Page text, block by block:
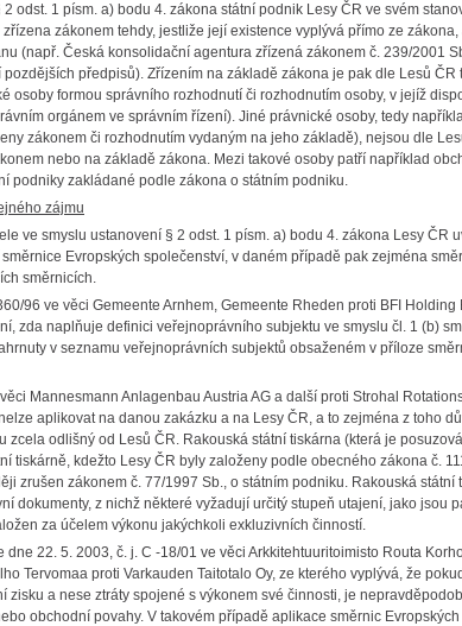
odst. 1 písm. a) bodu 4. zákona státní podnik Lesy ČR ve svém
zákonem tehdy, jestliže její existence vyplývá přímo ze zákona,
(např. Česká konsolidační agentura zřízená zákonem č. 239/2001
předpisů). Zřízením na základě zákona je pak dle Lesů ČR
osoby formou správního rozhodnutí či rozhodnutím osoby, v jejíž
orgánem ve správním řízení). Jiné právnické osoby, tedy
zákonem či rozhodnutím vydaným na jeho základě), nejsou dle
nebo na základě zákona. Mezi takové osoby patří například
podniky zakládané podle zákona o státním podniku.
zájmu
ve smyslu ustanovení § 2 odst. 1 písm. a) bodu 4. zákona Lesy ČR
Evropských společenství, v daném případě pak zejména
směrnicích.
96 ve věci Gemeente Arnhem, Gemeente Rheden proti BFI Holding
zda naplňuje definici veřejnoprávního subjektu ve smyslu čl. 1 (b)
v seznamu veřejnoprávních subjektů obsaženém v příloze
Mannesmann Anlagenbau Austria AG a další proti Strohal
aplikovat na danou zakázku a na Lesy ČR, a to zejména z toho
odlišný od Lesů ČR. Rakouská státní tiskárna (která je
tiskárně, kdežto Lesy ČR byly založeny podle obecného zákona č.
zrušen zákonem č. 77/1997 Sb., o státním podniku. Rakouská státní
dokumenty, z nichž některé vyžadují určitý stupeň utajení, jako jsou
za účelem výkonu jakýchkoli exkluzivních činností.
22. 5. 2003, č. j. C -18/01 ve věci Arkkitehtuuritoimisto Routa
Tervomaa proti Varkauden Taitotalo Oy, ze kterého vyplývá, že
a nese ztráty spojené s výkonem své činnosti, je
obchodní povahy. V takovém případě aplikace směrnic